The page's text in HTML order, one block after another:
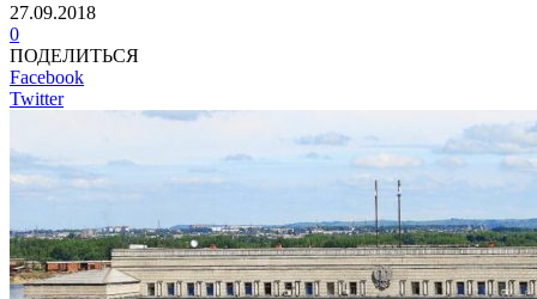
27.09.2018
0
ПОДЕЛИТЬСЯ
Facebook
Twitter